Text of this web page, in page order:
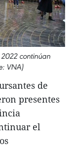
continúan
VNA)
de
presentes
el